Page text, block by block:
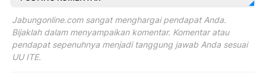
Jabungonline.com sangat menghargai pendapat Anda.
Bijaklah dalam menyampaikan komentar. Komentar atau
pendapat sepenuhnya menjadi tanggung jawab Anda sesuai
UU ITE.